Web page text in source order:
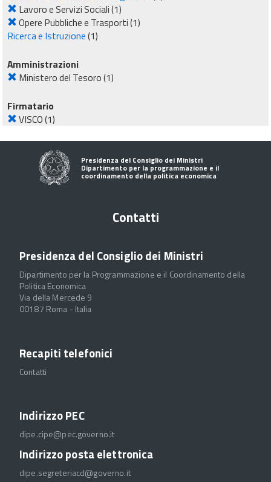
Lavoro e Servizi Sociali(1)
Opere Pubbliche e Trasporti(1)
Ricerca e Istruzione(1)
Amministrazioni
Ministero del Tesoro(1)
Firmatario
VISCO(1)
Presidenza del Consiglio dei Ministri
Dipartimento per la programmazione e il
coordinamento della politica economica
Contatti
Presidenza del Consiglio dei Ministri
Dipartimento per la Programmazione e il Coordinamento della
Politica Economica
Via della Mercede 9
00187 Roma - Italia
Recapiti telefonici
Contatti
Indirizzo PEC
dipe.cipe@pec.governo.it
Indirizzo posta elettronica
dipe.segreteriacd@governo.it